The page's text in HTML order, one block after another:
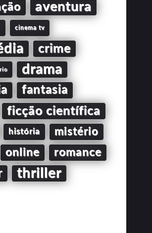
aventura
cinema tv
crime
drama
fantasia
ficção científica
história mistério
online romance
thriller